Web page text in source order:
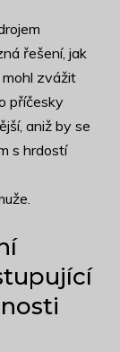
řešení, jak
zvážit
příčesky
aniž by se
s hrdostí